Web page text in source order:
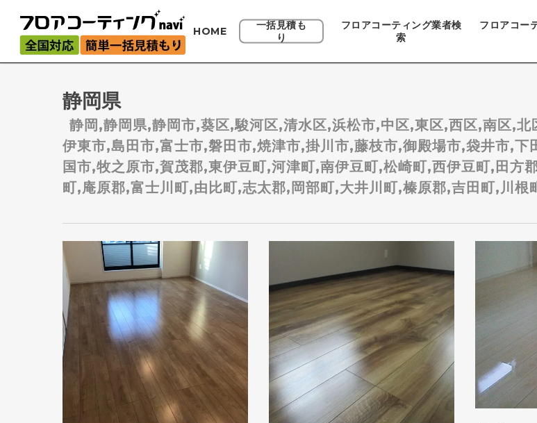
content
HOME
一括見積も
り
フロアコーティング業者検
索
フロアコー
静岡県
静岡,静岡県,静岡市,葵区,駿河区,清水区,浜松市,中区,東区,西区,南区,
伊東市,島田市,富士市,磐田市,焼津市,掛川市,藤枝市,御殿場市,袋井市,
国市,牧之原市,賀茂郡,東伊豆町,河津町,南伊豆町,松崎町,西伊豆町,田方
町,庵原郡,富士川町,由比町,志太郡,岡部町,大井川町,榛原郡,吉田町,川